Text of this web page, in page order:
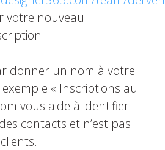
votre nouveau
donner un nom à votre
« Inscriptions au
vous aide à identifier
contacts et n’est pas